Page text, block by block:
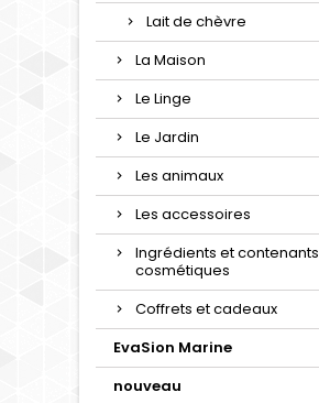
Lait de chèvre
La Maison
Le Linge
Le Jardin
Les animaux
Les accessoires
Ingrédients et contenants
cosmétiques
Coffrets et cadeaux
EvaSion Marine
nouveau